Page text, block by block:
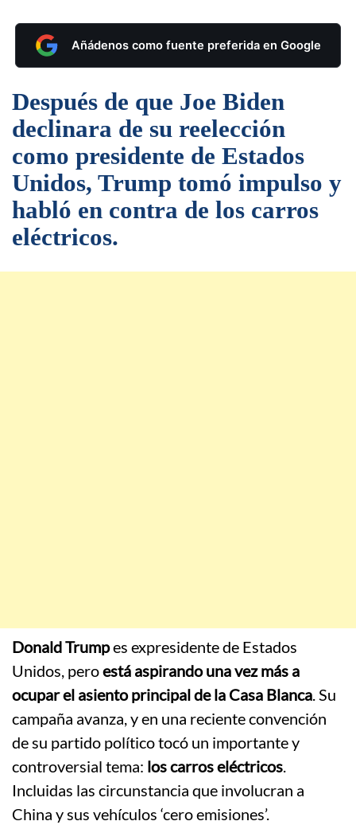
Añádenos como fuente preferida en Google
Después de que Joe Biden
declinara de su reelección
como presidente de Estados
Unidos, Trump tomó impulso y
habló en contra de los carros
eléctricos.
Donald Trumpes expresidente de Estados
Unidos, peroestá aspirando una vez más a
ocupar el asiento principal de la Casa Blanca. Su
campaña avanza, y en una reciente convención
de su partido político tocó un importante y
controversial tema: los carros eléctricos.
Incluidas las circunstancia que involucran a
China y sus vehículos ‘cero emisiones’.